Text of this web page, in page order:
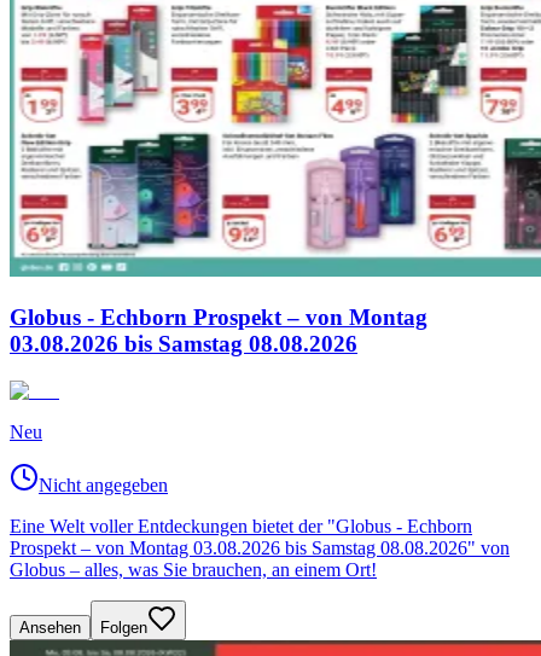
Globus - Echborn Prospekt – von Montag
03.08.2026 bis Samstag 08.08.2026
Neu
Nicht angegeben
Eine Welt voller Entdeckungen bietet der "Globus - Echborn
Prospekt – von Montag 03.08.2026 bis Samstag 08.08.2026" von
Globus – alles, was Sie brauchen, an einem Ort!
Ansehen Folgen